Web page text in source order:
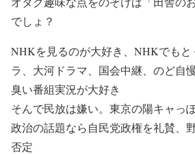
でしょ？
NHKを見るのが大好き、NHKでもと
ラ、大河ドラマ、国会中継、のど自
臭い番組実況が大好き
そんで民放は嫌い。東京の陽キャっ
政治の話題なら自民党政権を礼賛、
否定